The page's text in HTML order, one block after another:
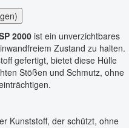
2000 ist ein unverzichtbares
Zustand zu halten.
gefertigt, bietet diese Hülle
Stößen und Schmutz, ohne
Kunststoff, der schützt, ohne